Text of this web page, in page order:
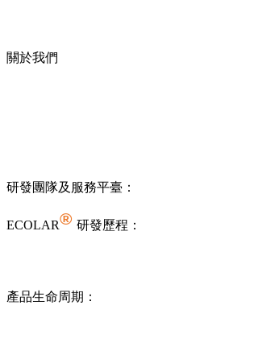
關於我們
研發團隊及服務平臺：
ECOLAR® 研發歷程：
產品生命周期：